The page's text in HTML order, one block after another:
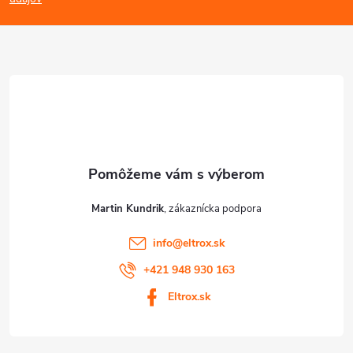
p
Martin Kundrik
info@eltrox.sk
+421 948 930 163
Eltrox.sk